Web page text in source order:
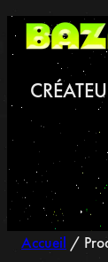
Aller
au
Accueil /